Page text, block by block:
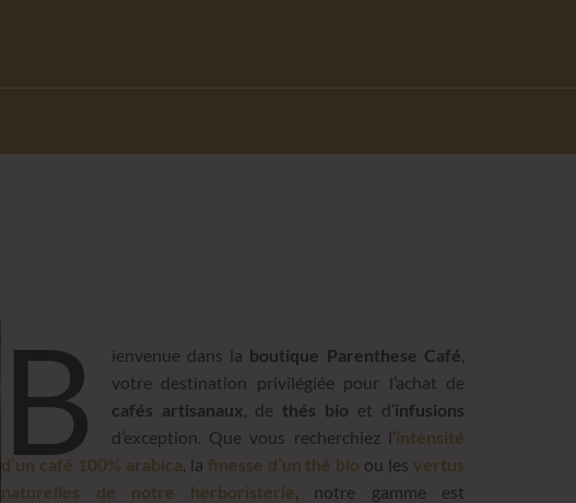
B ienvenue dans la boutique Parenthese Café,
votre destination privilégiée pour l’achat de
cafés artisanaux, de thés bio et d’infusions
d’exception. Que vous recherchiez l’intensité
d’un café 100% arabica, la finesse d’un thé bio ou les vertus
naturelles de notre herboristerie, notre gamme est